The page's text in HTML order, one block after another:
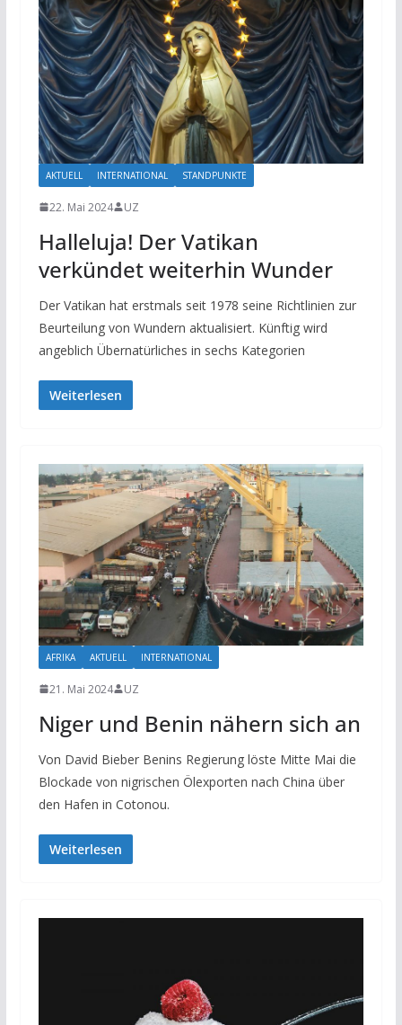
AKTUELL INTERNATIONAL STANDPUNKTE
22. Mai 2024 UZ
Halleluja! Der Vatikan
verkündet weiterhin Wunder
Der Vatikan hat erstmals seit 1978 seine Richtlinien zur
Beurteilung von Wundern aktualisiert. Künftig wird
angeblich Übernatürliches in sechs Kategorien
Weiterlesen
AFRIKA AKTUELL INTERNATIONAL
21. Mai 2024 UZ
Niger und Benin nähern sich an
Von David Bieber Benins Regierung löste Mitte Mai die
Blockade von nigrischen Ölexporten nach China über
den Hafen in Cotonou.
Weiterlesen